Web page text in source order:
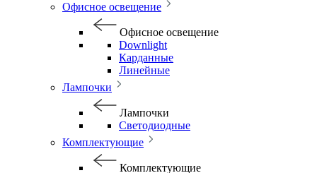
Офисное освещение
Офисное освещение
Downlight
Карданные
Линейные
Лампочки
Лампочки
Светодиодные
Комплектующие
Комплектующие